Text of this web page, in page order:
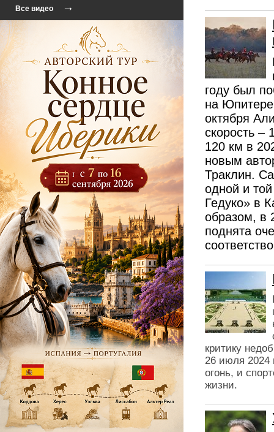
Все видео →
году был
на Юпитере
октября
скорость –
120 км в
новым
Траклин.
одной и
Гедуко» в
образом, в
поднята
критику
26 июля 2024
огонь, и
жизни.